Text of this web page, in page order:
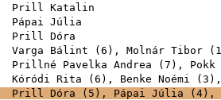
Prill Katalin
Pápai Júlia
Prill Dóra
Varga Bálint ( 6 ), Molnár Tibor (
Prillné Pavelka Andrea ( 7 ), Pokk
Kóródi Rita ( 6 ), Benke Noémi ( 3
Prill Dóra ( 5 ), Pápai Júlia ( 4 ),